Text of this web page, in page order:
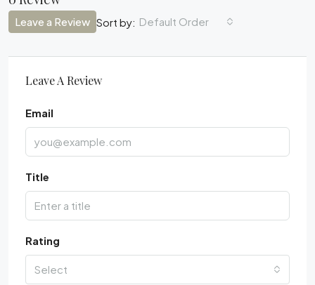
Sort by: Default Order
Leave a Review
Leave A Review
Email
Title
Rating
Select